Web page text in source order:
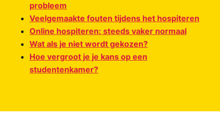
probleem
Veelgemaakte fouten tijdens het hospiteren
Online hospiteren: steeds vaker normaal
Wat als je niet wordt gekozen?
Hoe vergroot je je kans op een
studentenkamer?